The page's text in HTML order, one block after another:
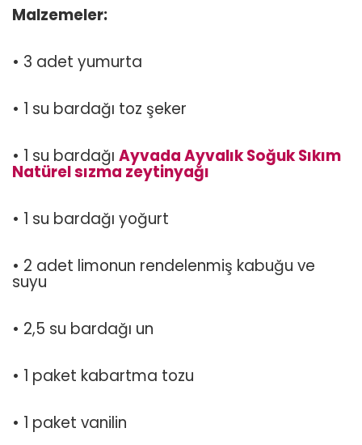
Malzemeler:
• 3 adet yumurta
• 1 su bardağı toz şeker
• 1 su bardağı Ayvada Ayvalık Soğuk Sıkım
Natürel sızma zeytinyağı
• 1 su bardağı yoğurt
• 2 adet limonun rendelenmiş kabuğu ve
suyu
• 2,5 su bardağı un
• 1 paket kabartma tozu
• 1 paket vanilin